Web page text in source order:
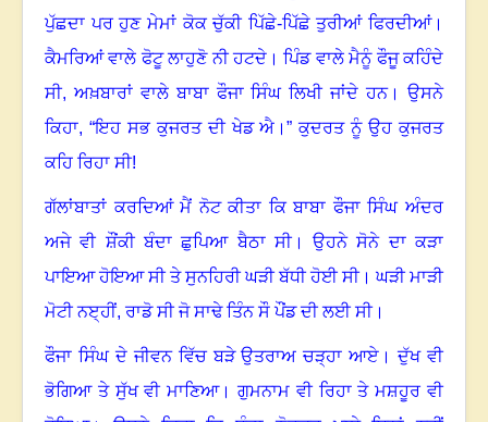
ਪੁੱਛਦਾ ਪਰ ਹੁਣ ਮੇਮਾਂ ਕੋਕ ਚੁੱਕੀ ਪਿੱਛੇ-ਪਿੱਛੇ ਤੁਰੀਆਂ ਫਿਰਦੀਆਂ।
ਕੈਮਰਿਆਂ ਵਾਲੇ ਫੋਟੂ ਲਾਹੁਣੋ ਨੀ ਹਟਦੇ ।ਪਿੰਡ ਵਾਲੇ ਮੈਨੂੰ ਫੌਜੂ ਕਹਿੰਦੇ
ਸੀ, ਅਖ਼ਬਾਰਾਂ ਵਾਲੇ ਬਾਬਾ ਫੌਜਾ ਸਿੰਘ ਲਿਖੀ ਜਾਂਦੇ ਹਨ।ਉਸਨੇ
ਕਿਹਾ, “ਇਹ ਸਭ ਕੁਜਰਤ ਦੀ ਖੇਡ ਐ ।” ਕੁਦਰਤ ਨੂੰ ਉਹ ਕੁਜਰਤ
ਕਹਿ ਰਿਹਾ ਸੀ!
ਗੱਲਾਂਬਾਤਾਂ ਕਰਦਿਆਂ ਮੈਂ ਨੋਟ ਕੀਤਾ ਕਿ ਬਾਬਾ ਫੌਜਾ ਸਿੰਘ ਅੰਦਰ
ਅਜੇ ਵੀ ਸ਼ੌਂਕੀ ਬੰਦਾ ਛੁਪਿਆ ਬੈਠਾ ਸੀ।ਉਹਨੇ ਸੋਨੇ ਦਾ ਕੜਾ
ਪਾਇਆ ਹੋਇਆ ਸੀ ਤੇ ਸੁਨਹਿਰੀ ਘੜੀ ਬੱਧੀ ਹੋਈ ਸੀ। ਘੜੀ ਮਾੜੀ
ਮੋਟੀ ਨੲ੍ਹੀਂ, ਰਾਡੋ ਸੀ ਜੋ ਸਾਢੇ ਤਿੰਨ ਸੌ ਪੌਂਡ ਦੀ ਲਈ ਸੀ।
ਫੌਜਾ ਸਿੰਘ ਦੇ ਜੀਵਨ ਵਿੱਚ ਬੜੇ ਉਤਰਾਅ ਚੜ੍ਹਾ ਆਏ ।ਦੁੱਖ ਵੀ
ਭੋਗਿਆ ਤੇ ਸੁੱਖ ਵੀ ਮਾਣਿਆ।ਗੁਮਨਾਮ ਵੀ ਰਿਹਾ ਤੇ ਮਸ਼ਹੂਰ ਵੀ